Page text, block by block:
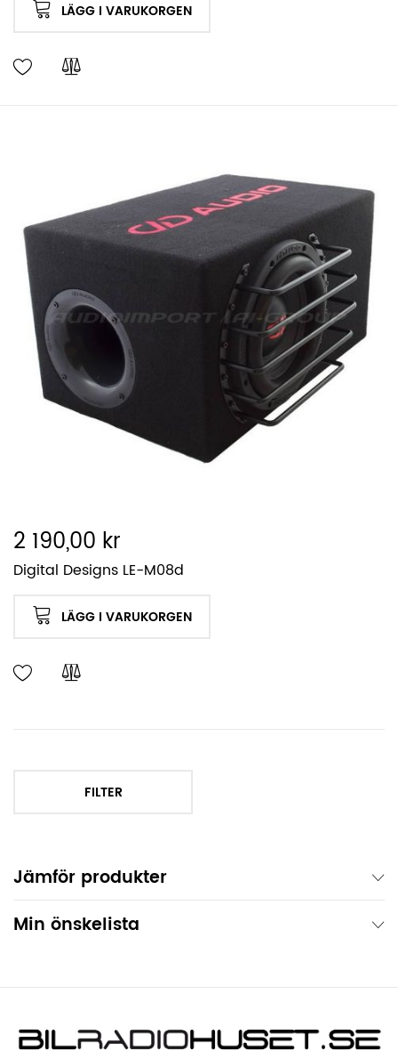
LÄGG I VARUKORGEN
2 190,00 kr
Digital Designs LE-M08d
LÄGG I VARUKORGEN
FILTER
Jämför produkter
Min önskelista